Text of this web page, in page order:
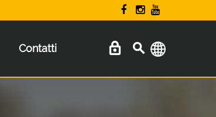
Contatti